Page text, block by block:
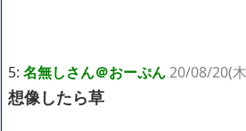
5: 名無しさん＠おーぷん20/08/20(
想像したら草